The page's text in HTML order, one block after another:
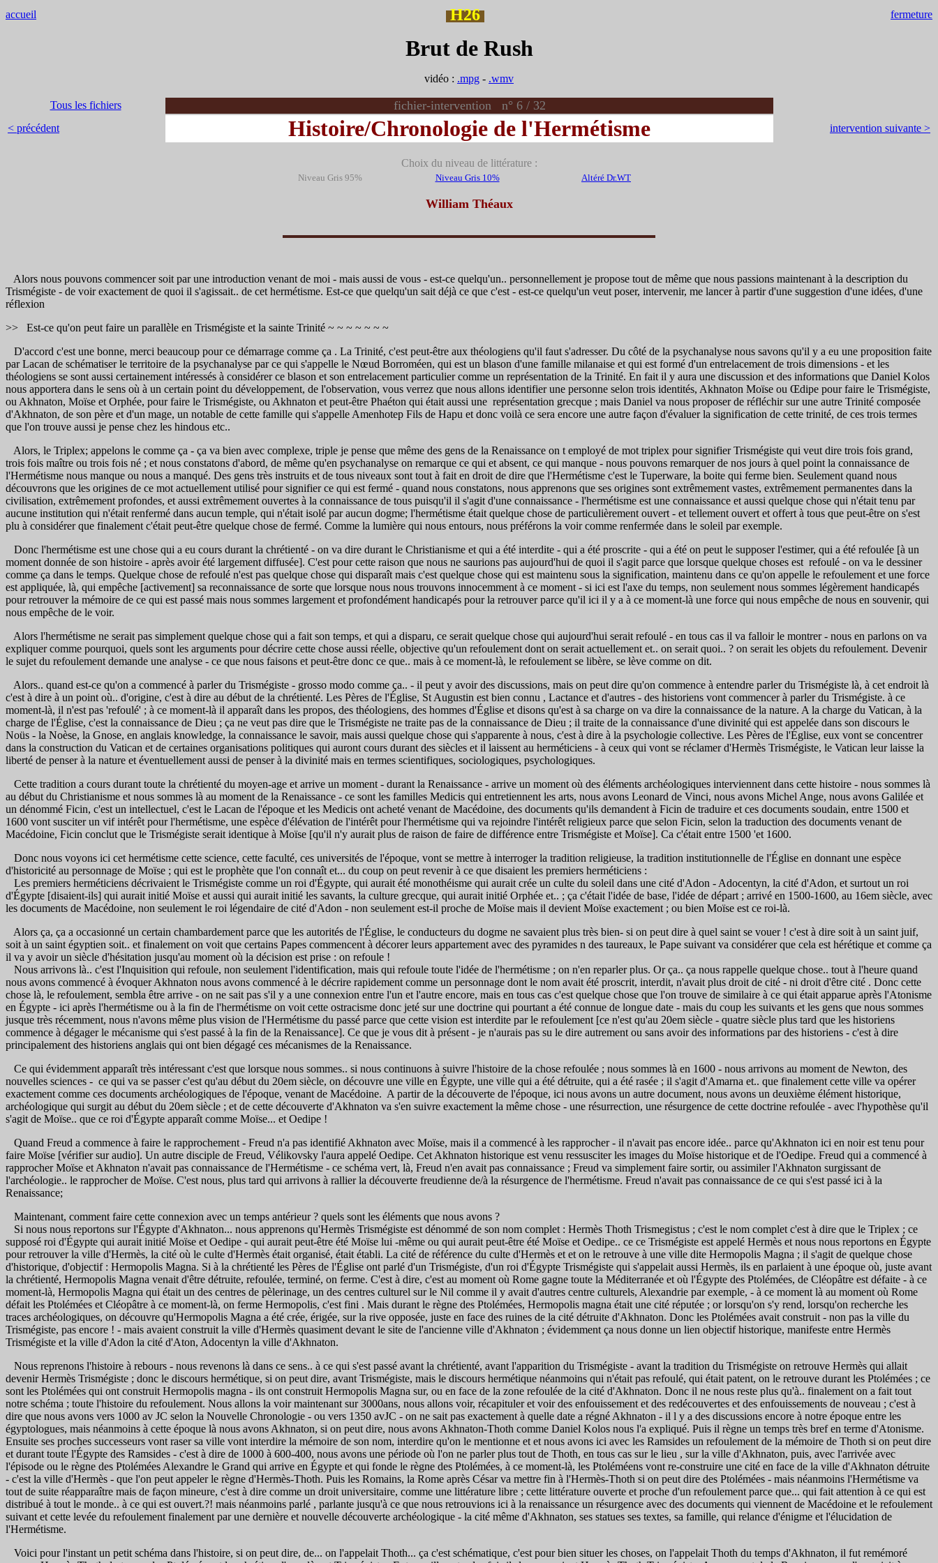
accueil H26 fermeture
Brut de Rush
vidéo : .mpg - .wmv
Tous les fichiers fichier-intervention n° 6 / 32
< précédent Histoire/Chronologie de l'Hermétisme intervention suivante >
Choix du niveau de littérature :
Niveau Gris 95% Niveau Gris 10% Altéré Dr.WT
William Théaux
Alors nous pouvons commencer soit par une introduction venant de moi - mais aussi de vous - est-ce quelqu'un.. personnellement je propose tout de même que nous passions maintenant à la description du
Trismégiste - de voir exactement de quoi il s'agissait.. de cet hermétisme. Est-ce que quelqu'un sait déjà ce que c'est - est-ce quelqu'un veut poser, intervenir, me lancer à partir d'une suggestion d'une idées, d'une
réflexion
>> Est-ce qu'on peut faire un parallèle en Trismégiste et la sainte Trinité ~ ~ ~ ~ ~ ~ ~
D'accord c'est une bonne, merci beaucoup pour ce démarrage comme ça . La Trinité, c'est peut-être aux théologiens qu'il faut s'adresser. Du côté de la psychanalyse nous savons qu'il y a eu une proposition faite
par Lacan de schématiser le territoire de la psychanalyse par ce qui s'appelle le Nœud Borroméen, qui est un blason d'une famille milanaise et qui est formé d'un entrelacement de trois dimensions - et les
théologiens se sont aussi certainement intéressés à considérer ce blason et son entrelacement particulier comme un représentation de la Trinité. En fait il y aura une discussion et des informations que Daniel Kolos
nous apportera dans le sens où à un certain point du développement, de l'observation, vous verrez que nous allons identifier une personne selon trois identités, Akhnaton Moïse ou Œdipe pour faire le Trismégiste,
ou Akhnaton, Moïse et Orphée, pour faire le Trismégiste, ou Akhnaton et peut-être Phaéton qui était aussi une représentation grecque ; mais Daniel va nous proposer de réfléchir sur une autre Trinité composée
d'Akhnaton, de son père et d'un mage, un notable de cette famille qui s'appelle Amenhotep Fils de Hapu et donc voilà ce sera encore une autre façon d'évaluer la signification de cette trinité, de ces trois termes
que l'on trouve aussi je pense chez les hindous etc..
Alors, le Triplex; appelons le comme ça - ça va bien avec complexe, triple je pense que même des gens de la Renaissance on t employé de mot triplex pour signifier Trismégiste qui veut dire trois fois grand,
trois fois maître ou trois fois né ; et nous constatons d'abord, de même qu'en psychanalyse on remarque ce qui et absent, ce qui manque - nous pouvons remarquer de nos jours à quel point la connaissance de
l'Hermétisme nous manque ou nous a manqué. Des gens très instruits et de tous niveaux sont tout à fait en droit de dire que l'Hermétisme c'est le Tuperware, la boite qui ferme bien. Seulement quand nous
découvrons que les origines de ce mot actuellement utilisé pour signifier ce qui est fermé - quand nous constatons, nous apprenons que ses origines sont extrêmement vastes, extrêmement permanentes dans la
civilisation, extrêmement profondes, et aussi extrêmement ouvertes à la connaissance de tous puisqu'il il s'agit d'une connaissance - l'hermétisme est une connaissance et aussi quelque chose qui n'était tenu par
aucune institution qui n'était renfermé dans aucun temple, qui n'était isolé par aucun dogme; l'hermétisme était quelque chose de particulièrement ouvert - et tellement ouvert et offert à tous que peut-être on s'est
plu à considérer que finalement c'était peut-être quelque chose de fermé. Comme la lumière qui nous entours, nous préférons la voir comme renfermée dans le soleil par exemple.
Donc l'hermétisme est une chose qui a eu cours durant la chrétienté - on va dire durant le Christianisme et qui a été interdite - qui a été proscrite - qui a été on peut le supposer l'estimer, qui a été refoulée [à un
moment donnée de son histoire - après avoir été largement diffusée]. C'est pour cette raison que nous ne saurions pas aujourd'hui de quoi il s'agit parce que lorsque quelque choses est refoulé - on va le dessiner
comme ça dans le temps. Quelque chose de refoulé n'est pas quelque chose qui disparaît mais c'est quelque chose qui est maintenu sous la signification, maintenu dans ce qu'on appelle le refoulement et une force
est appliquée, là, qui empêche [activement] sa reconnaissance de sorte que lorsque nous nous trouvons innocemment à ce moment - si ici est l'axe du temps, non seulement nous sommes légèrement handicapés
pour retrouver la mémoire de ce qui est passé mais nous sommes largement et profondément handicapés pour la retrouver parce qu'il ici il y a à ce moment-là une force qui nous empêche de nous en souvenir, qui
nous empêche de le voir.
Alors l'hermétisme ne serait pas simplement quelque chose qui a fait son temps, et qui a disparu, ce serait quelque chose qui aujourd'hui serait refoulé - en tous cas il va falloir le montrer - nous en parlons on va
expliquer comme pourquoi, quels sont les arguments pour décrire cette chose aussi réelle, objective qu'un refoulement dont on serait actuellement et.. on serait quoi.. ? on serait les objets du refoulement. Devenir
le sujet du refoulement demande une analyse - ce que nous faisons et peut-être donc ce que.. mais à ce moment-là, le refoulement se libère, se lève comme on dit.
Alors.. quand est-ce qu'on a commencé à parler du Trismégiste - grosso modo comme ça.. - il peut y avoir des discussions, mais on peut dire qu'on commence à entendre parler du Trismégiste là, à cet endroit là
c'est à dire à un point où.. d'origine, c'est à dire au début de la chrétienté. Les Pères de l'Église, St Augustin est bien connu , Lactance et d'autres - des historiens vont commencer à parler du Trismégiste. à ce
moment-là, il n'est pas 'refoulé' ; à ce moment-là il apparaît dans les propos, des théologiens, des hommes d'Église et disons qu'est à sa charge on va dire la connaissance de la nature. A la charge du Vatican, à la
charge de l'Église, c'est la connaissance de Dieu ; ça ne veut pas dire que le Trismégiste ne traite pas de la connaissance de Dieu ; il traite de la connaissance d'une divinité qui est appelée dans son discours le
Noüs - la Noèse, la Gnose, en anglais knowledge, la connaissance le savoir, mais aussi quelque chose qui s'apparente à nous, c'est à dire à la psychologie collective. Les Pères de l'Église, eux vont se concentrer
dans la construction du Vatican et de certaines organisations politiques qui auront cours durant des siècles et il laissent au herméticiens - à ceux qui vont se réclamer d'Hermès Trismégiste, le Vatican leur laisse la
liberté de penser à la nature et éventuellement aussi de penser à la divinité mais en termes scientifiques, sociologiques, psychologiques.
Cette tradition a cours durant toute la chrétienté du moyen-age et arrive un moment - durant la Renaissance - arrive un moment où des éléments archéologiques interviennent dans cette histoire - nous sommes là
au début du Christianisme et nous sommes là au moment de la Renaissance - ce sont les familles Medicis qui entretiennent les arts, nous avons Leonard de Vinci, nous avons Michel Ange, nous avons Galilée et
un dénommé Ficin, c'est un intellectuel, c'est le Lacan de l'époque et les Medicis ont acheté venant de Macédoine, des documents qu'ils demandent à Ficin de traduire et ces documents soudain, entre 1500 et
1600 vont susciter un vif intérêt pour l'hermétisme, une espèce d'élévation de l'intérêt pour l'hermétisme qui va rejoindre l'intérêt religieux parce que selon Ficin, selon la traduction des documents venant de
Macédoine, Ficin conclut que le Trismégiste serait identique à Moïse [qu'il n'y aurait plus de raison de faire de différence entre Trismégiste et Moïse]. Ca c'était entre 1500 'et 1600.
Donc nous voyons ici cet hermétisme cette science, cette faculté, ces universités de l'époque, vont se mettre à interroger la tradition religieuse, la tradition institutionnelle de l'Église en donnant une espèce
d'historicité au personnage de Moïse ; qui est le prophète que l'on connaît et... du coup on peut revenir à ce que disaient les premiers herméticiens :
Les premiers herméticiens décrivaient le Trismégiste comme un roi d'Égypte, qui aurait été monothéisme qui aurait crée un culte du soleil dans une cité d'Adon - Adocentyn, la cité d'Adon, et surtout un roi
d'Égypte [disaient-ils] qui aurait initié Moïse et aussi qui aurait initié les savants, la culture grecque, qui aurait initié Orphée et.. ; ça c'était l'idée de base, l'idée de départ ; arrivé en 1500-1600, au 16em siècle, avec
les documents de Macédoine, non seulement le roi légendaire de cité d'Adon - non seulement est-il proche de Moïse mais il devient Moïse exactement ; ou bien Moïse est ce roi-là.
Alors ça, ça a occasionné un certain chambardement parce que les autorités de l'Église, le conducteurs du dogme ne savaient plus très bien- si on peut dire à quel saint se vouer ! c'est à dire soit à un saint juif,
soit à un saint égyptien soit.. et finalement on voit que certains Papes commencent à décorer leurs appartement avec des pyramides n des taureaux, le Pape suivant va considérer que cela est hérétique et comme ça
il va y avoir un siècle d'hésitation jusqu'au moment où la décision est prise : on refoule !
Nous arrivons là.. c'est l'Inquisition qui refoule, non seulement l'identification, mais qui refoule toute l'idée de l'hermétisme ; on n'en reparler plus. Or ça.. ça nous rappelle quelque chose.. tout à l'heure quand
nous avons commencé à évoquer Akhnaton nous avons commencé à le décrire rapidement comme un personnage dont le nom avait été proscrit, interdit, n'avait plus droit de cité - ni droit d'être cité . Donc cette
chose là, le refoulement, sembla être arrive - on ne sait pas s'il y a une connexion entre l'un et l'autre encore, mais en tous cas c'est quelque chose que l'on trouve de similaire à ce qui était apparue après l'Atonisme
en Égypte - ici après l'hermétisme ou à la fin de l'hermétisme on voit cette ostracisme donc jeté sur une doctrine qui pourtant a été connue de longue date - mais du coup les suivants et les gens que nous sommes
jusque très récemment, nous n'avons même plus vision de l'Hermétisme du passé parce que cette vision est interdite par le refoulement [ce n'est qu'au 20em siècle - quatre siècle plus tard que les historiens
commence à dégager le mécanisme qui s'est passé à la fin de la Renaissance]. Ce que je vous dit à présent - je n'aurais pas su le dire autrement ou sans avoir des informations par des historiens - c'est à dire
principalement des historiens anglais qui ont bien dégagé ces mécanismes de la Renaissance.
Ce qui évidemment apparaît très intéressant c'est que lorsque nous sommes.. si nous continuons à suivre l'histoire de la chose refoulée ; nous sommes là en 1600 - nous arrivons au moment de Newton, des
nouvelles sciences - ce qui va se passer c'est qu'au début du 20em siècle, on découvre une ville en Égypte, une ville qui a été détruite, qui a été rasée ; il s'agit d'Amarna et.. que finalement cette ville va opérer
exactement comme ces documents archéologiques de l'époque, venant de Macédoine. A partir de la découverte de l'époque, ici nous avons un autre document, nous avons un deuxième élément historique,
archéologique qui surgit au début du 20em siècle ; et de cette découverte d'Akhnaton va s'en suivre exactement la même chose - une résurrection, une résurgence de cette doctrine refoulée - avec l'hypothèse qu'il
s'agit de Moïse.. que ce roi d'Égypte apparaît comme Moïse... et Oedipe !
Quand Freud a commence à faire le rapprochement - Freud n'a pas identifié Akhnaton avec Moïse, mais il a commencé à les rapprocher - il n'avait pas encore idée.. parce qu'Akhnaton ici en noir est tenu pour
faire Moïse [vérifier sur audio]. Un autre disciple de Freud, Vélikovsky l'aura appelé Oedipe. Cet Akhnaton historique est venu ressusciter les images du Moïse historique et de l'Oedipe. Freud qui a commencé à
rapprocher Moïse et Akhnaton n'avait pas connaissance de l'Hermétisme - ce schéma vert, là, Freud n'en avait pas connaissance ; Freud va simplement faire sortir, ou assimiler l'Akhnaton surgissant de
l'archéologie.. le rapprocher de Moïse. C'est nous, plus tard qui arrivons à rallier la découverte freudienne de/à la résurgence de l'hermétisme. Freud n'avait pas connaissance de ce qui s'est passé ici à la
Renaissance;
Maintenant, comment faire cette connexion avec un temps antérieur ? quels sont les éléments que nous avons ?
Si nous nous reportons sur l'Égypte d'Akhnaton... nous apprenons qu'Hermès Trismégiste est dénommé de son nom complet : Hermès Thoth Trismegistus ; c'est le nom complet c'est à dire que le Triplex ; ce
supposé roi d'Égypte qui aurait initié Moïse et Oedipe - qui aurait peut-être été Moïse lui -même ou qui aurait peut-être été Moïse et Oedipe.. ce ce Trismégiste est appelé Hermès et nous nous reportons en Égypte
pour retrouver la ville d'Hermès, la cité où le culte d'Hermès était organisé, était établi. La cité de référence du culte d'Hermès et et on le retrouve à une ville dite Hermopolis Magna ; il s'agit de quelque chose
d'historique, d'objectif : Hermopolis Magna. Si à la chrétienté les Pères de l'Église ont parlé d'un Trismégiste, d'un roi d'Égypte Trismégiste qui s'appelait aussi Hermès, ils en parlaient à une époque où, juste avant
la chrétienté, Hermopolis Magna venait d'être détruite, refoulée, terminé, on ferme. C'est à dire, c'est au moment où Rome gagne toute la Méditerranée et où l'Égypte des Ptolémées, de Cléopâtre est défaite - à ce
moment-là, Hermopolis Magna qui était un des centres de pèlerinage, un des centres culturel sur le Nil comme il y avait d'autres centre culturels, Alexandrie par exemple, - à ce moment là au moment où Rome
défait les Ptolémées et Cléopâtre à ce moment-là, on ferme Hermopolis, c'est fini . Mais durant le règne des Ptolémées, Hermopolis magna était une cité réputée ; or lorsqu'on s'y rend, lorsqu'on recherche les
traces archéologiques, on découvre qu'Hermopolis Magna a été crée, érigée, sur la rive opposée, juste en face des ruines de la cité détruite d'Akhnaton. Donc les Ptolémées avait construit - non pas la ville du
Trismégiste, pas encore ! - mais avaient construit la ville d'Hermès quasiment devant le site de l'ancienne ville d'Akhnaton ; évidemment ça nous donne un lien objectif historique, manifeste entre Hermès
Trismégiste et la ville d'Adon la cité d'Aton, Adocentyn la ville d'Akhnaton.
Nous reprenons l'histoire à rebours - nous revenons là dans ce sens.. à ce qui s'est passé avant la chrétienté, avant l'apparition du Trismégiste - avant la tradition du Trismégiste on retrouve Hermès qui allait
devenir Hermès Trismégiste ; donc le discours hermétique, si on peut dire, avant Trismégiste, mais le discours hermétique néanmoins qui n'était pas refoulé, qui était patent, on le retrouve durant les Ptolémées ; ce
sont les Ptolémées qui ont construit Hermopolis magna - ils ont construit Hermopolis Magna sur, ou en face de la zone refoulée de la cité d'Akhnaton. Donc il ne nous reste plus qu'à.. finalement on a fait tout
notre schéma ; toute l'histoire du refoulement. Nous allons la voir maintenant sur 3000ans, nous allons voir, récapituler et voir des enfouissement et des redécouvertes et des enfouissements de nouveau ; c'est à
dire que nous avons vers 1000 av JC selon la Nouvelle Chronologie - ou vers 1350 avJC - on ne sait pas exactement à quelle date a régné Akhnaton - il l y a des discussions encore à notre époque entre les
égyptologues, mais néanmoins à cette époque là nous avons Akhnaton, si on peut dire, nous avons Akhnaton-Thoth comme Daniel Kolos nous l'a expliqué. Puis il règne un temps très bref en terme d'Atonisme.
Ensuite ses proches successeurs vont raser sa ville vont interdire la mémoire de son nom, interdire qu'on le mentionne et et nous avons ici avec les Ramsides un refoulement de la mémoire de Thoth si on peut dire
et durant toute l'Égypte des Ramsides - c'est à dire de 1000 à 600-400, nous avons une période où l'on ne parler plus tout de Thoth, en tous cas sur le lieu , sur la ville d'Akhnaton, puis, avec l'arrivée avec
l'épisode ou le règne des Ptolémées Alexandre le Grand qui arrive en Égypte et qui fonde le règne des Ptolémées, à ce moment-là, les Ptoléméens vont re-construire une cité en face de la ville d'Akhnaton détruite
- c'est la ville d'Hermès - que l'on peut appeler le règne d'Hermès-Thoth. Puis les Romains, la Rome après César va mettre fin à l'Hermès-Thoth si on peut dire des Ptolémées - mais néanmoins l'Hermétisme va
tout de suite réapparaître mais de façon mineure, c'est à dire comme un droit universitaire, comme une littérature libre ; cette littérature ouverte et proche d'un refoulement parce que... qui fait attention à ce qui est
distribué à tout le monde.. à ce qui est ouvert.?! mais néanmoins parlé , parlante jusqu'à ce que nous retrouvions ici à la renaissance un résurgence avec des documents qui viennent de Macédoine et le refoulement
suivant et cette levée du refoulement finalement par une dernière et nouvelle découverte archéologique - la cité même d'Akhnaton, ses statues ses textes, sa famille, qui relance d'énigme et l'élucidation de
l'Hermétisme.
Voici pour l'instant un petit schéma dans l'histoire, si on peut dire, de... on l'appelait Thoth... ça c'est schématique, c'est pour bien situer les choses, on l'appelait Thoth du temps d'Akhnaton, il fut remémoré